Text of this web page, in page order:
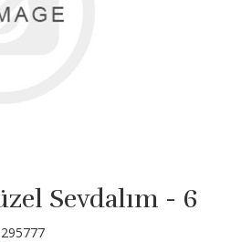
Sevdalım - 6